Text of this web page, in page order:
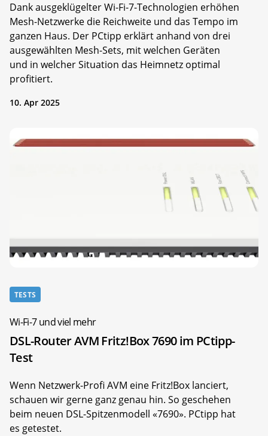
Dank ausgeklügelter Wi-Fi-7-Technologien erhöhen
Mesh-Netzwerke die Reichweite und das Tempo im
ganzen Haus. Der PCtipp erklärt anhand von drei
ausgewählten Mesh-Sets, mit welchen Geräten
und in welcher Situation das Heimnetz optimal
profitiert.
10. Apr 2025
TESTS
Wi-Fi-7 und viel mehr
DSL-Router AVM Fritz!Box 7690 im PCtipp-
Test
Wenn Netzwerk-Profi AVM eine Fritz!Box lanciert,
schauen wir gerne ganz genau hin. So geschehen
beim neuen DSL-Spitzenmodell «7690». PCtipp hat
es getestet.